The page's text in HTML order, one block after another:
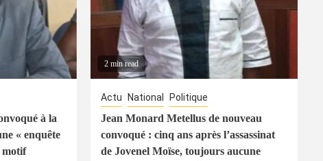
à la
« enquête
motif
2 min read
Actu National Politique
Jean Monard Metellus de nouveau
convoqué : cinq ans après l’assassinat
de Jovenel Moïse, toujours aucune